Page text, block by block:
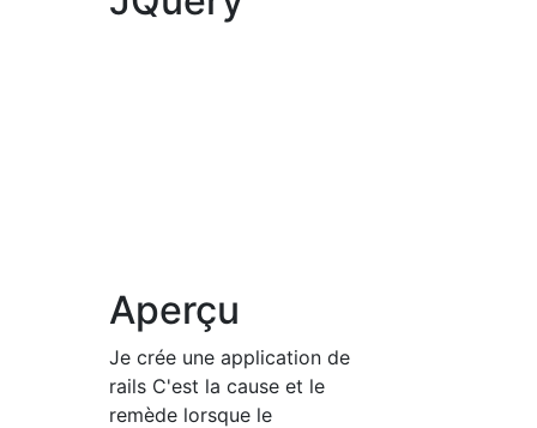
Aperçu
Je crée une application de
rails C'est la cause et le
remède lorsque le